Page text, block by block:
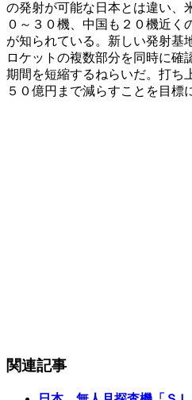
の発射が可能な日本とは違い、
０～３０機、中国も２０機近く
が知られている。新しい発射基
ロケットの複数部分を同時に確
期間を短縮するねらいだ。打ち
５０億円まで減らすことを目標
関連記事